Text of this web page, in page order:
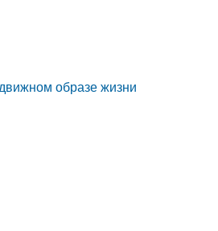
образе жизни